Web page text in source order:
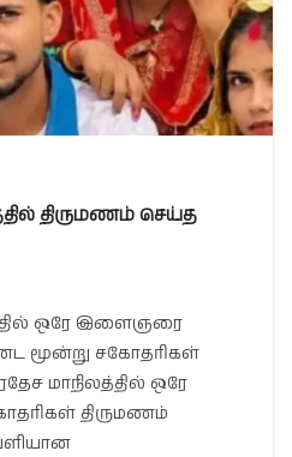
திருமணம் செய்த
ஒரே இளைஞரை
மூன்று சகோதரிகள்
மாநிலத்தில் ஒரே
திருமணம்